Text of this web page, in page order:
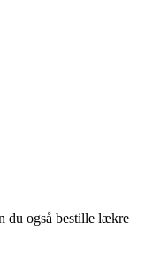
du også bestille lækre